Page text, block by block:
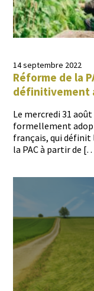
14 septembre 2022
Réforme de la
définitivement
Le mer­cre­di 31
formelle­ment
français, qui définit
la PAC à par­tir de